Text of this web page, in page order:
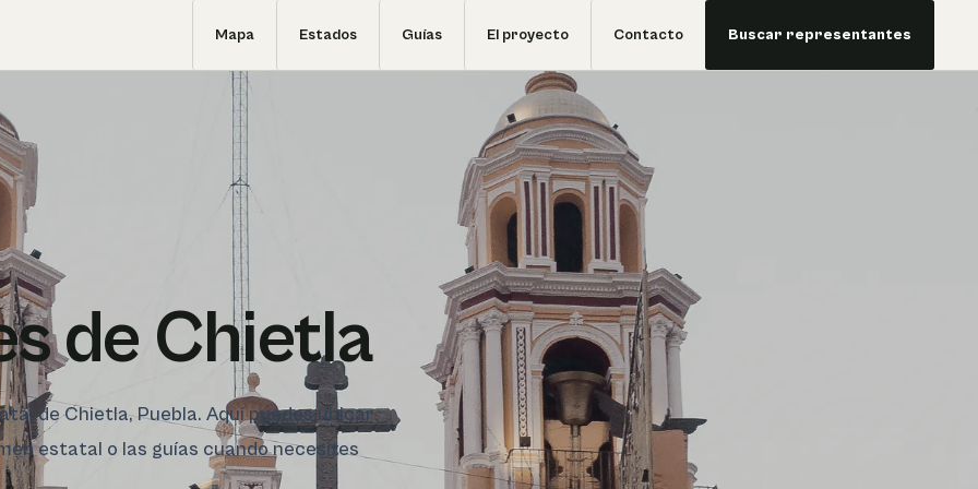
Mapa Estados Guías El proyecto Contacto Buscar representantes
de Chietla
de Chietla, Puebla. Aquí puedes ubicar
estatal o las guías cuando necesites